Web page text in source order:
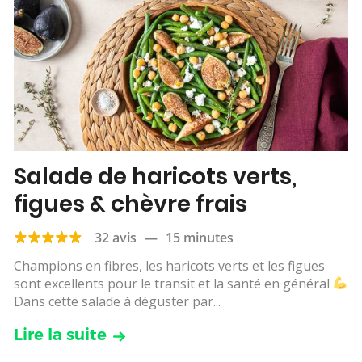
Salade de haricots verts,
figues & chèvre frais
32 avis — 15 minutes
Champions en fibres, les haricots verts et les figues
sont excellents pour le transit et la santé en général
Dans cette salade à déguster par...
Lire la suite